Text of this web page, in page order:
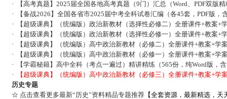
·
【高考真题】2025届全国各地高考真题（9门）汇总（Word、PDF双版
·
【备战2026】全国各省市2025届中考全科试卷汇编（各45套，PDF版，
·
【超级课典】（统编版）政治新教材（选择性必修二）全册课件+教案+
·
【超级课典】（统编版）政治新教材（选择性必修一）全册课件+教案+
·
【超级课典】（统编版）高中政治新教材（必修二）全册课件+教案+学
·
【超级课典】（统编版）高中政治新教材（必修一）全册课件+教案+学
·
【学霸秘籍】高中全科（考点一遍过）精讲精练（565份，纯Word版，
·
【超级课典】（统编版）高中政治新教材（必修三）全册课件+教案+学
历史专题
☆ 点击查看更多最新“历史”资料精品专题推荐【全套资源，最新精选，天